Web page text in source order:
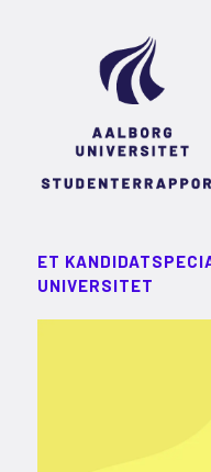
ET
UNIVERSITET